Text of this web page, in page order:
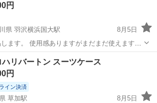
円
県 羽沢横浜国大駅
8月5日
ます。 使用感ありますがまだまだ使えます。
すのでバラ売りできません。 ブーツサイズ:
ビンディング:K2 ウエア等ははノーブランド
羽沢横浜国大駅
ゼロハリバートン スーツケース
円
イン決済
草加駅
8月5日